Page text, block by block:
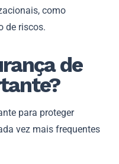
como
de riscos.
de
para proteger
vez mais frequentes